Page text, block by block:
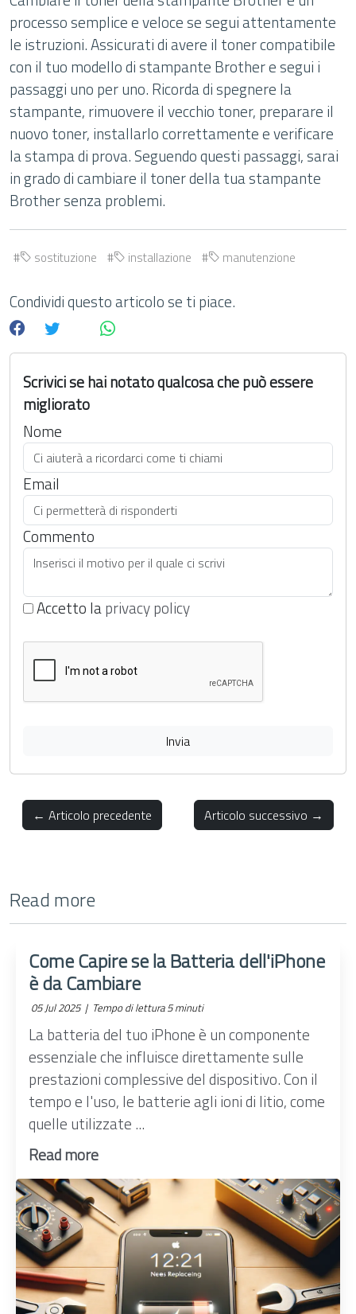
processo semplice e veloce se segui attentamente
le istruzioni. Assicurati di avere il toner compatibile
con il tuo modello di stampante Brother e segui i
passaggi uno per uno. Ricorda di spegnere la
stampante, rimuovere il vecchio toner, preparare il
nuovo toner, installarlo correttamente e verificare
la stampa di prova. Seguendo questi passaggi, sarai
in grado di cambiare il toner della tua stampante
Brother senza problemi.
sostituzione installazione manutenzione
Condividi questo articolo se ti piace.
Scrivici se hai notato qualcosa che può essere
migliorato
Nome
Email
Commento
Accetto laprivacy policy
Invia
← Articolo precedente Articolo successivo →
Read more
Come Capire se la Batteria dell'iPhone
è da Cambiare
05 Jul 2025 | Tempo di lettura 5 minuti
La batteria del tuo iPhone è un componente
essenziale che influisce direttamente sulle
prestazioni complessive del dispositivo. Con il
tempo e l'uso, le batterie agli ioni di litio, come
quelle utilizzate ...
Read more